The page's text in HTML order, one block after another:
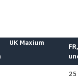
UK Maxium
25